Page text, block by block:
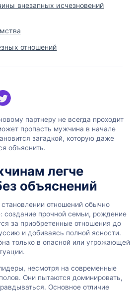
внезапных исчезновений
отношений
партнеру не всегда проходит
пропасть мужчина в начале
загадкой, которую даже
объяснить.
легче
объяснений
отношений обычно
создание прочной семьи, рождение
за приобретенные отношения до
и добиваясь полной ясности.
только в опасной или угрожающей
несмотря на современные
Они пытаются доминировать,
Основное отличие